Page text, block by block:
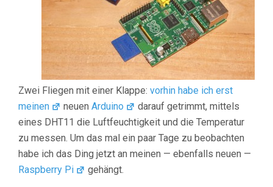
Zwei Fliegen mit einer Klappe: vorhin habe ich erst
meinen
neuenArduino
darauf getrimmt, mittels
eines DHT11 die Luftfeuchtigkeit und die Temperatur
zu messen. Um das mal ein paar Tage zu beobachten
habe ich das Ding jetzt an meinen — ebenfalls neuen —
Raspberry Pi
gehängt.